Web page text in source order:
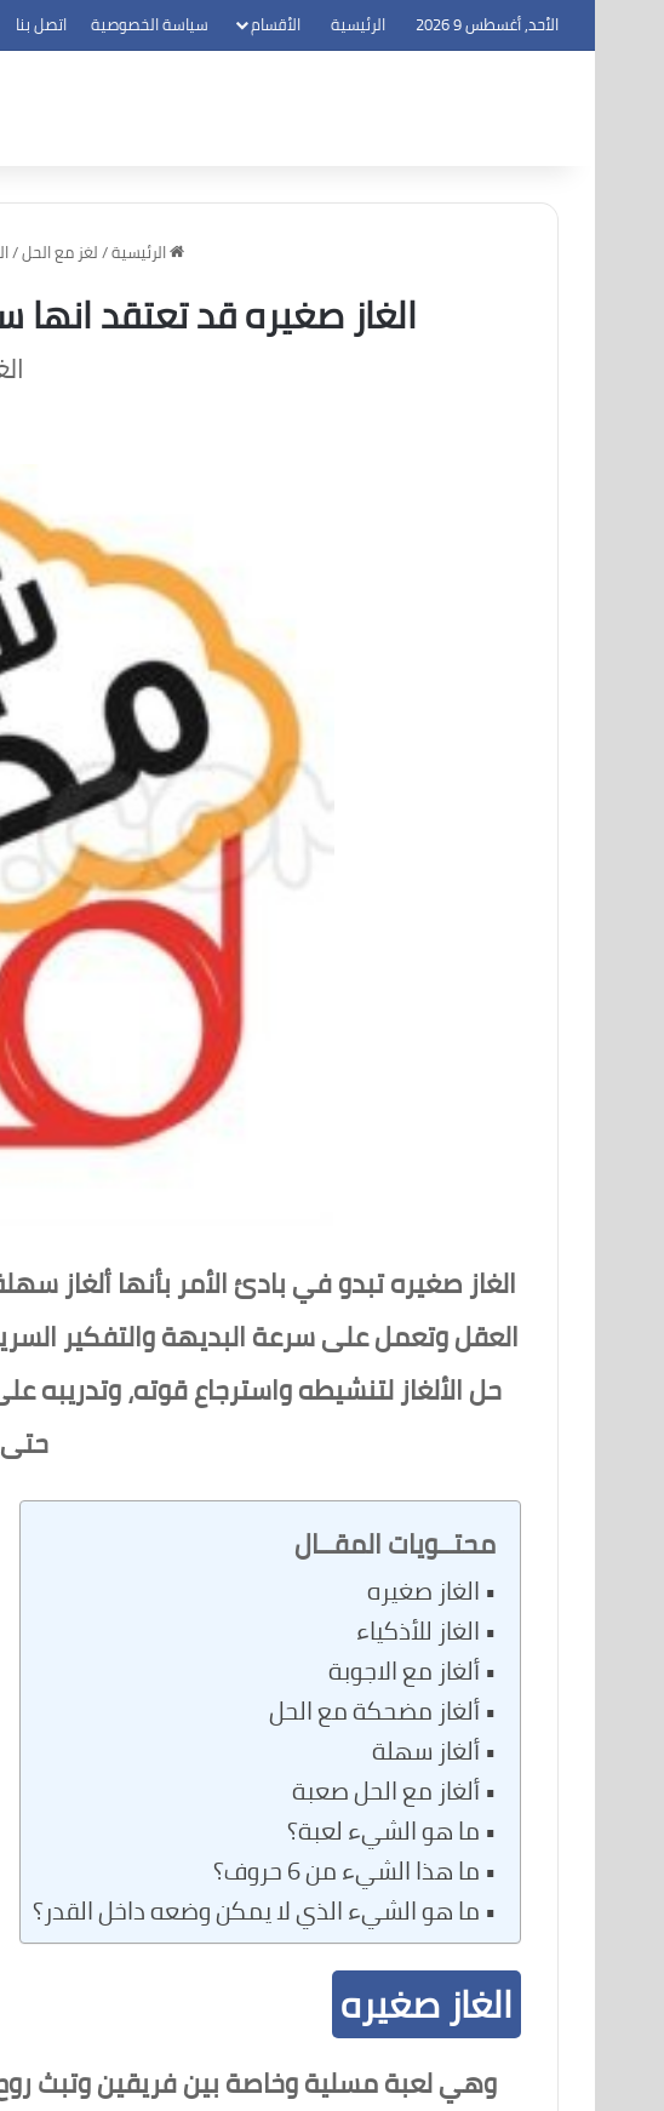
الأحد, أغسطس 9 2026 الرئيسية الأقسام سياسة الخصوصية اتصل بنا
الرئيسية/لغز مع الحل/
الغاز صغيره قد تعتقد
الغاز صغيره تبدو في بادئ الأمر بأنها ألغاز
العقل وتعمل على سرعة البديهة والتفكير
حل الألغاز لتنشيطه واسترجاع قوته، وتدريبه
محتــويات المقــال
الغاز صغيره
الغاز للأذكياء
ألغاز مع الاجوبة
ألغاز مضحكة مع الحل
ألغاز سهلة
ألغاز مع الحل صعبة
ما هو الشيء لعبة؟
ما هذا الشيء من 6 حروف؟
ما هو الشيء الذي لا يمكن وضعه داخل القدر؟
الغاز صغيره
وهي لعبة مسلية وخاصة بين فريقين وتبث روح